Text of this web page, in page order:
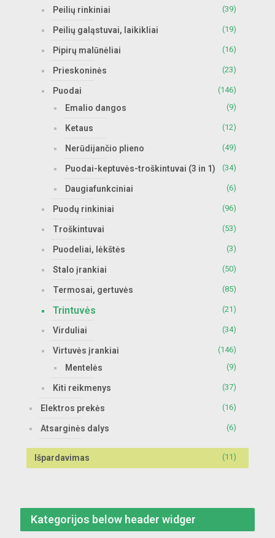
Peilių rinkiniai (39)
Peilių galąstuvai, laikikliai (19)
Pipirų malūnėliai (16)
Prieskoninės (23)
Puodai (146)
Emalio dangos (9)
Ketaus (12)
Nerūdijančio plieno (49)
Puodai-keptuvės-troškintuvai (3 in 1) (34)
Daugiafunkciniai (6)
Puodų rinkiniai (96)
Troškintuvai (53)
Puodeliai, lėkštės (3)
Stalo įrankiai (50)
Termosai, gertuvės (85)
Trintuvės (21)
Virduliai (34)
Virtuvės įrankiai (146)
Mentelės (9)
Kiti reikmenys (37)
Elektros prekės (16)
Atsarginės dalys (6)
Išpardavimas (11)
Kategorijos below header widger